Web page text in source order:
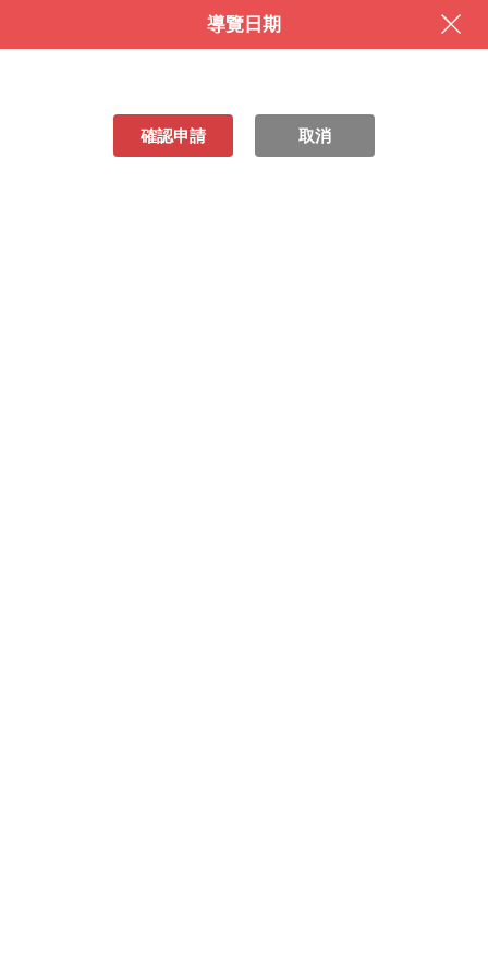
導覽日期
確認申請 取消